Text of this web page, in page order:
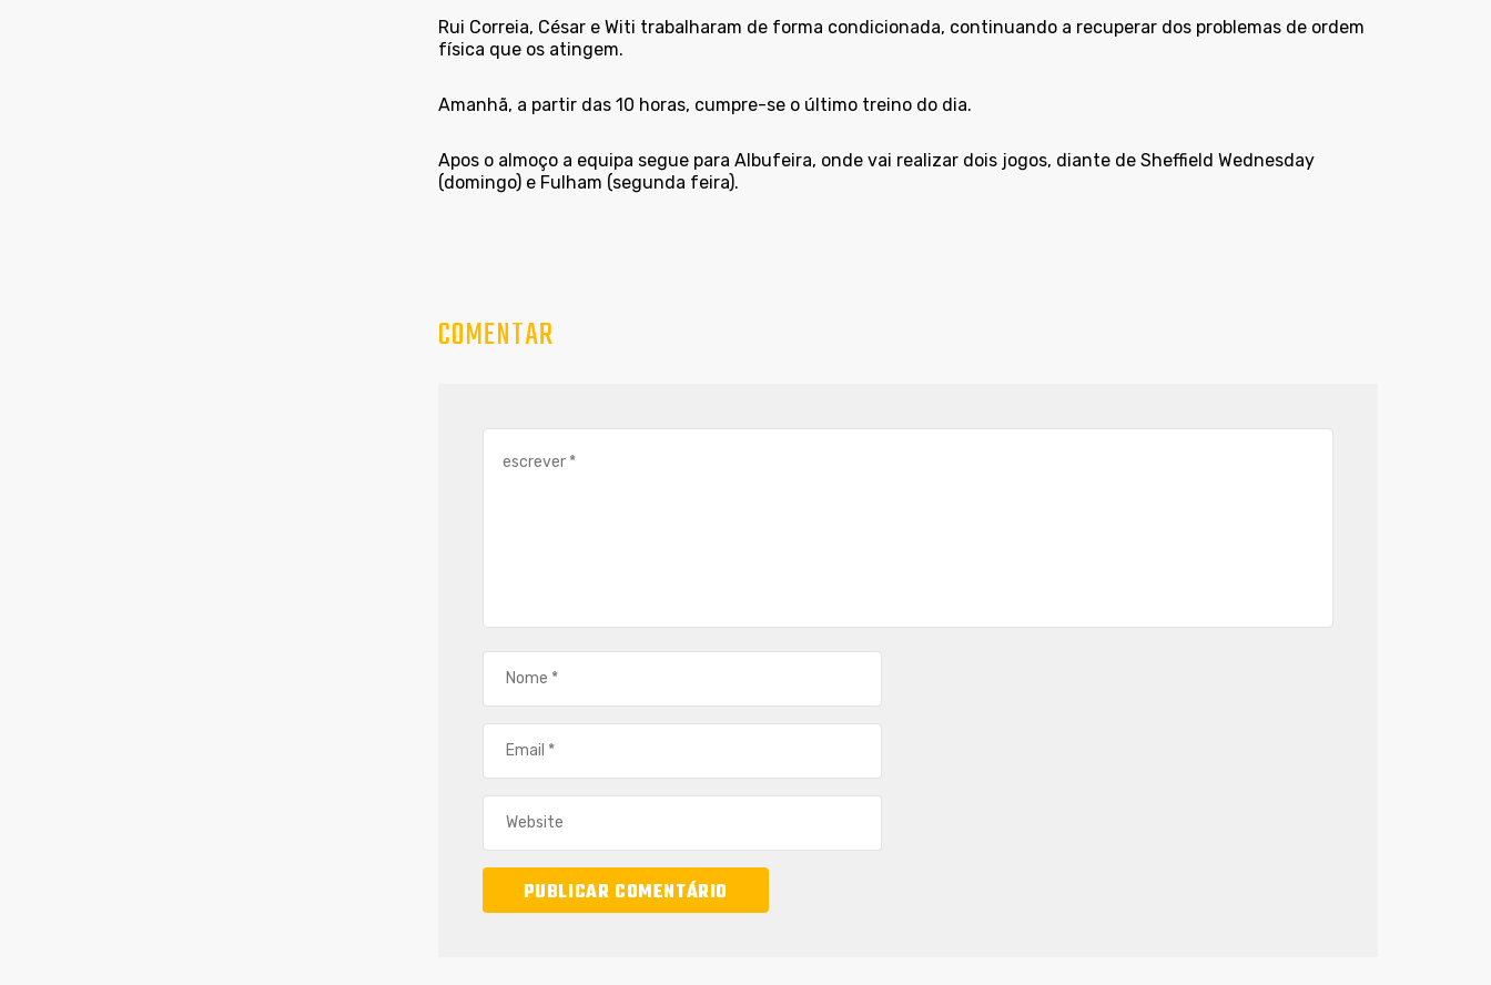
Rui Correia, César e Witi trabalharam de forma condicionada, continuando a recuperar dos problemas de ordem
física que os atingem.
Amanhã, a partir das 10 horas, cumpre-se o último treino do dia.
Apos o almoço a equipa segue para Albufeira, onde vai realizar dois jogos, diante de Sheffield Wednesday
(domingo) e Fulham (segunda feira).
COMENTAR